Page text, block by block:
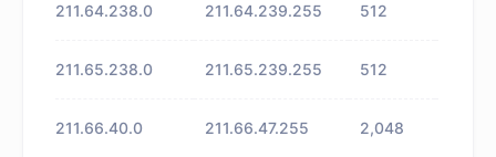
211.64.238.0 211.64.239.255 512
211.65.238.0 211.65.239.255 512
211.66.40.0 211.66.47.255 2,048